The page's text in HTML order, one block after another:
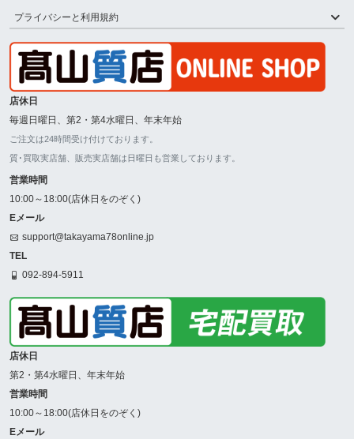
プライバシーと利用規約
店休日
毎週日曜日、第2・第4水曜日、年末年始
ご注文は24時間受け付けております。
質･買取実店舗、販売実店舗は日曜日も営業しております。
営業時間
10:00～18:00(店休日をのぞく)
Eメール
support@takayama78online.jp
TEL
092-894-5911
店休日
第2・第4水曜日、年末年始
営業時間
10:00～18:00(店休日をのぞく)
Eメール